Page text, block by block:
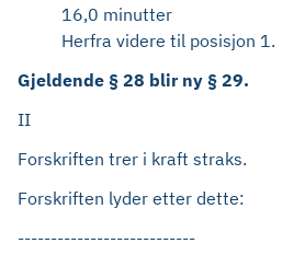
16,0 minutter
Herfra videre til posisjon 1.
Gjeldende § 28 blir ny § 29.
II
Forskriften trer i kraft straks.
Forskriften lyder etter dette:
---------------------------